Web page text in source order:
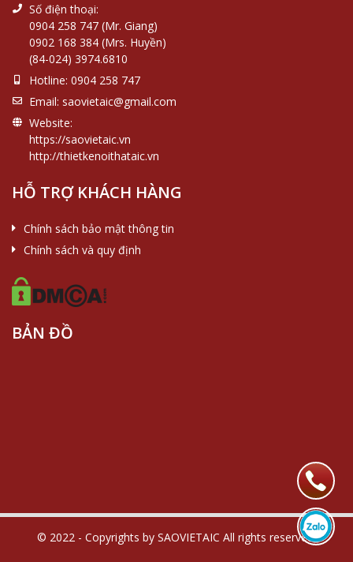
Số điện thoại:
0904 258 747 (Mr. Giang)
0902 168 384 (Mrs. Huyền)
(84-024) 3974.6810
Hotline: 0904 258 747
Email: saovietaic@gmail.com
Website:
https://saovietaic.vn
http://thietkenoithataic.vn
HỖ TRỢ KHÁCH HÀNG
Chính sách bảo mật thông tin
Chính sách và quy định
BẢN ĐỒ
© 2022 - Copyrights by SAOVIETAIC All rights reserved.